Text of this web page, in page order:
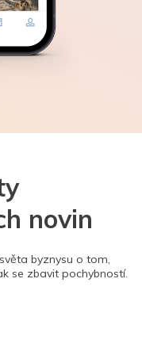
novin
byznysu o tom,
se zbavit pochybností.